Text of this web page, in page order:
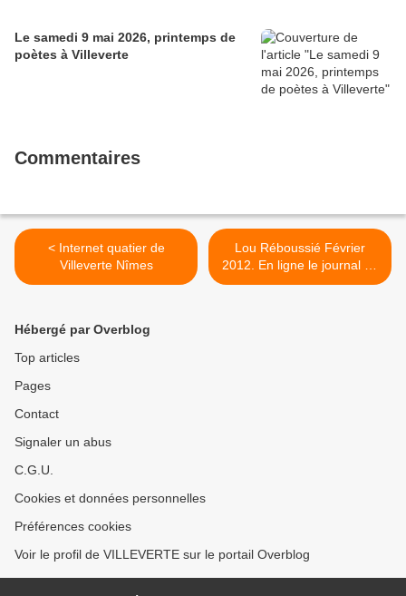
Le samedi 9 mai 2026, printemps de
poètes à Villeverte
Commentaires
< Internet quatier de
Villeverte Nîmes
Lou Réboussié Février
2012. En ligne le journal de
Villeverte >
Hébergé par Overblog
Top articles
Pages
Contact
Signaler un abus
C.G.U.
Cookies et données personnelles
Préférences cookies
Voir le profil de VILLEVERTE sur le portail Overblog